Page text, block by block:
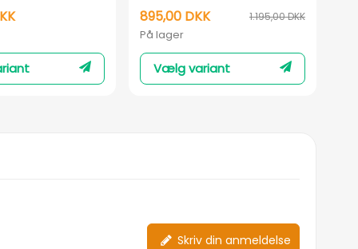
1.195,00 DKK
895,00 DKK
På lager
Vælg variant
Skriv din anmeldelse